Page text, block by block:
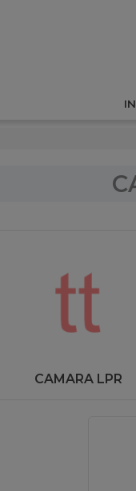
CAMARA LPR